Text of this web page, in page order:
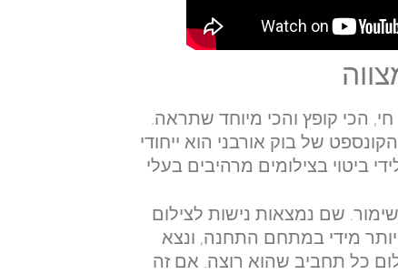
חי, הכי קופץ והכי מיוחד שתראה.
של בוק אורבני הוא ייחודי
ביטוי בצילומים מרהיבים בעלי
שם נמצאות נישות לצילום
יותר מידי במתחם התחנה, ונצא
כל תחביב שהוא רוצה. אם זה